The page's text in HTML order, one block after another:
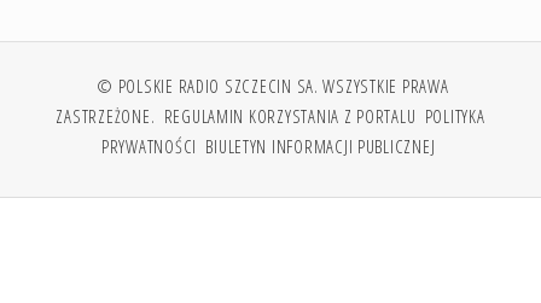
© POLSKIE RADIO SZCZECIN SA. WSZYSTKIE PRAWA
ZASTRZEŻONE. REGULAMIN KORZYSTANIA Z PORTALU POLITYKA
PRYWATNOŚCI BIULETYN INFORMACJI PUBLICZNEJ